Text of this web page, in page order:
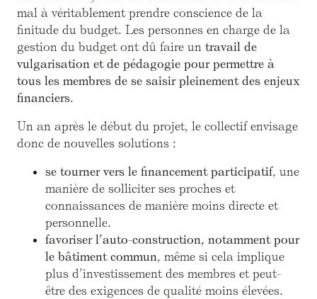
mal à véritablement prendre conscience de la
finitude du budget. Les personnes en charge de la
gestion du budget ont dû faire un travail de
vulgarisation et de pédagogie pour permettre à
tous les membres de se saisir pleinement des enjeux
financiers.
Un an après le début du projet, le collectif envisage
donc de nouvelles solutions :
se tourner vers le financement participatif, une
manière de solliciter ses proches et
connaissances de manière moins directe et
personnelle.
favoriser l’auto-construction, notamment pour
le bâtiment commun, même si cela implique
plus d’investissement des membres et peut-
être des exigences de qualité moins élevées.